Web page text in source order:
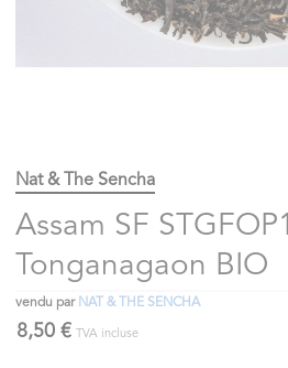
Nat & The Sencha
Assam SF STGFOP1
Tonganagaon BIO
vendu par NAT & THE SENCHA
8,50 € TVA incluse